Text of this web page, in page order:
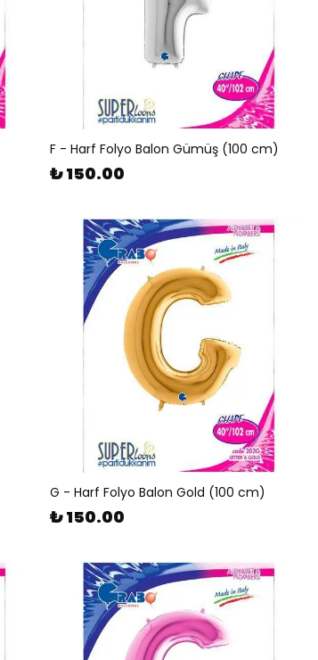
F - Harf Folyo Balon Gümüş (100 cm)
₺ 150.00
G - Harf Folyo Balon Gold (100 cm)
₺ 150.00